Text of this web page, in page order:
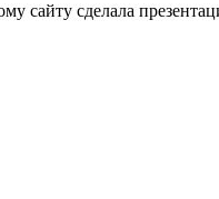
сайту сделала